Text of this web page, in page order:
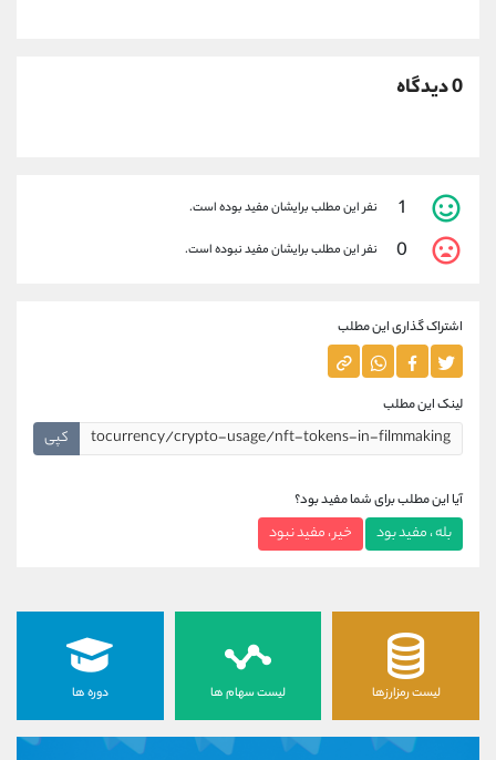
0 دیدگاه
1 نفر این مطلب برایشان مفید بوده است.
0 نفر این مطلب برایشان مفید نبوده است.
اشتراک گذاری این مطلب
لینک این مطلب
کپی
آیا این مطلب برای شما مفید بود؟
بله ، مفید بود خیر ، مفید نبود
لیست رمزارزها لیست سهام ها دوره ها